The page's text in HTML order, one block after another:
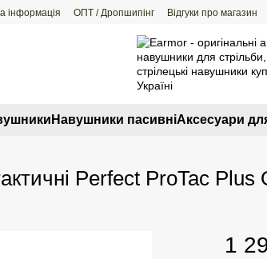
інформація ОПТ / Дропшипінг Відгуки про магазин
Навушники пасивніАксесуари
Perfect ProTac
1